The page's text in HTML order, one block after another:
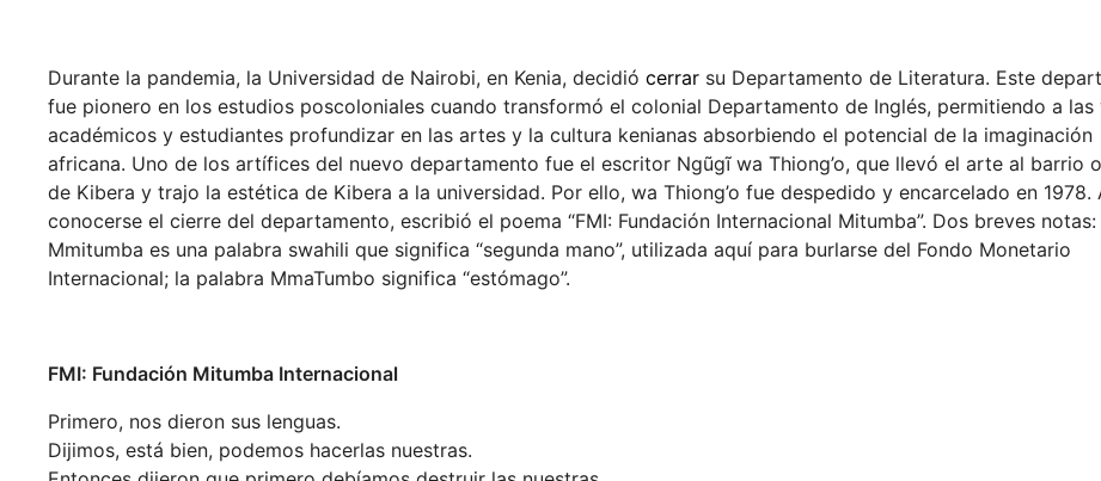
Durante la pandemia, la Universidad de Nairobi, en Kenia, decidiócerrar su Departamento de Literatura. Este
fue pionero en los estudios poscoloniales cuando transformó el colonial Departamento de Inglés, permitiendo a las
académicos y estudiantes profundizar en las artes y la cultura kenianas absorbiendo el potencial de la imaginación
africana. Uno de los artífices del nuevo departamento fue el escritor Ngũgĩ wa Thiong’o, que llevó el arte al barrio
de Kibera y trajo la estética de Kibera a la universidad. Por ello, wa Thiong’o fue despedido y encarcelado en 1978.
conocerse el cierre del departamento, escribió el poema “FMI: Fundación Internacional Mitumba”. Dos breves notas:
Mmitumba es una palabra swahili que significa “segunda mano”, utilizada aquí para burlarse del Fondo Monetario
Internacional; la palabra MmaTumbo significa “estómago”.
FMI: Fundación Mitumba Internacional
Primero, nos dieron sus lenguas.
Dijimos, está bien, podemos hacerlas nuestras.